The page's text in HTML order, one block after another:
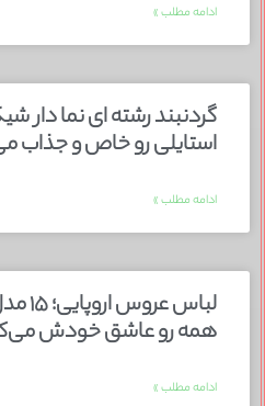
ادامه مطلب »
استایلی رو خاص و جذاب
ادامه مطلب »
لباس
همه رو عاشق خودش
ادامه مطلب »